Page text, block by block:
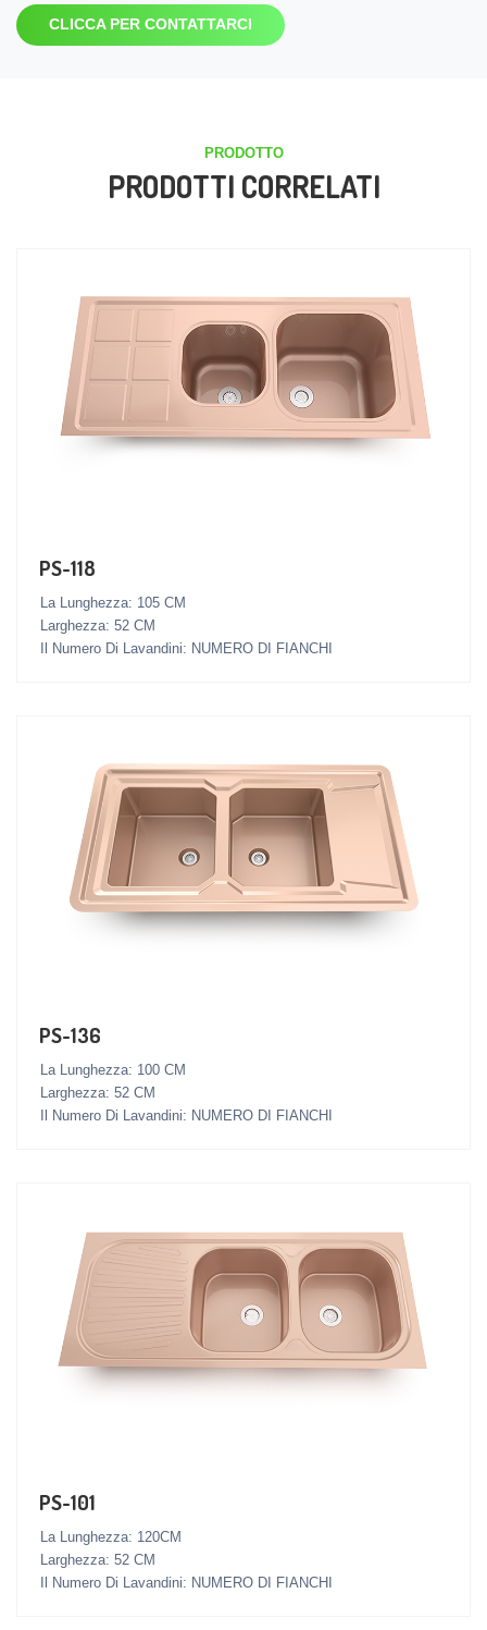
CLICCA PER CONTATTARCI
PRODOTTO
PRODOTTI CORRELATI
PS-118
La Lunghezza: 105 CM
Larghezza: 52 CM
Il Numero Di Lavandini: NUMERO DI FIANCHI
PS-136
La Lunghezza: 100 CM
Larghezza: 52 CM
Il Numero Di Lavandini: NUMERO DI FIANCHI
PS-101
La Lunghezza: 120CM
Larghezza: 52 CM
Il Numero Di Lavandini: NUMERO DI FIANCHI